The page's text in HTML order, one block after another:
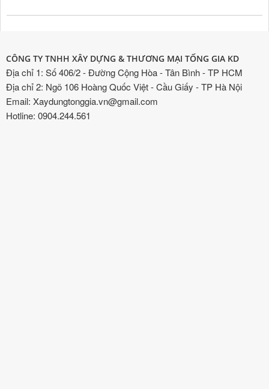
CÔNG TY TNHH XÂY DỰNG & THƯƠNG MẠI TỐNG GIA KD
Địa chỉ 1: Số 406/2 - Đường Cộng Hòa - Tân Bình - TP HCM
Địa chỉ 2: Ngõ 106 Hoàng Quốc Việt - Cầu Giấy - TP Hà Nội
Email: Xaydungtonggia.vn@gmail.com
Hotline: 0904.244.561